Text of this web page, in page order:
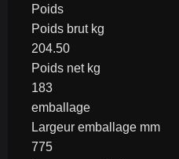
Poids
Poids brut kg
204.50
Poids net kg
183
emballage
Largeur emballage mm
775